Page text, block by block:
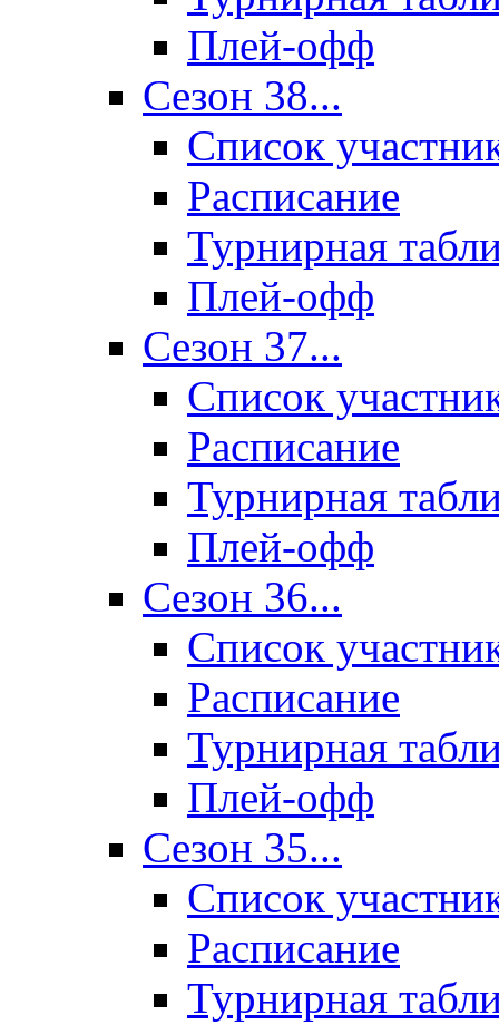
Плей-офф
Сезон 38...
Список
Расписание
Турнирная
Плей-офф
Сезон 37...
Список
Расписание
Турнирная
Плей-офф
Сезон 36...
Список
Расписание
Турнирная
Плей-офф
Сезон 35...
Список
Расписание
Турнирная